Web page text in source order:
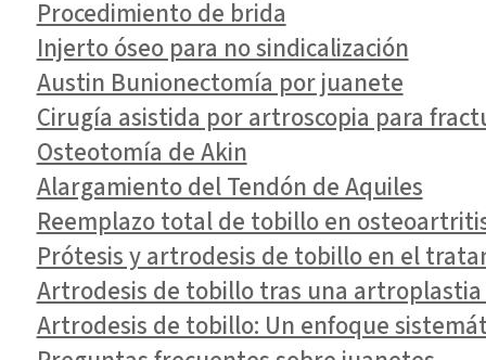
Procedimiento de brida
Injerto óseo para no sindicalización
Austin Bunionectomía por juanete
Cirugía asistida por artroscopia para
Osteotomía de Akin
Alargamiento del Tendón de Aquiles
Reemplazo total de tobillo en
Prótesis y artrodesis de tobillo en el
Artrodesis de tobillo tras una
Artrodesis de tobillo: Un enfoque